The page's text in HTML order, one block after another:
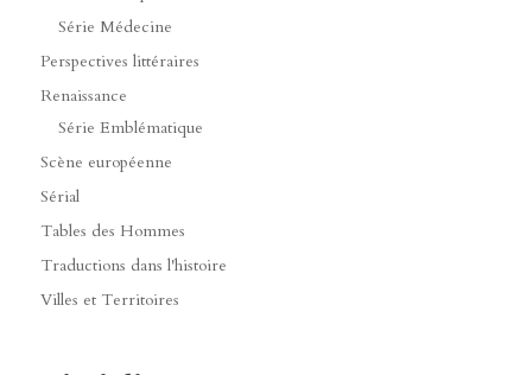
Série Médecine
Perspectives littéraires
Renaissance
Série Emblématique
Scène européenne
Sérial
Tables des Hommes
Traductions dans l'histoire
Villes et Territoires